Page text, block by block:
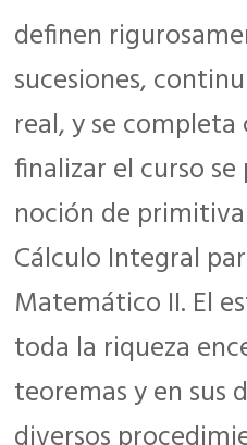
definen
sucesiones,
real, y se
finalizar el curso
noción de
Cálculo Integral
Matemático II. El
toda la riqueza
teoremas y en sus